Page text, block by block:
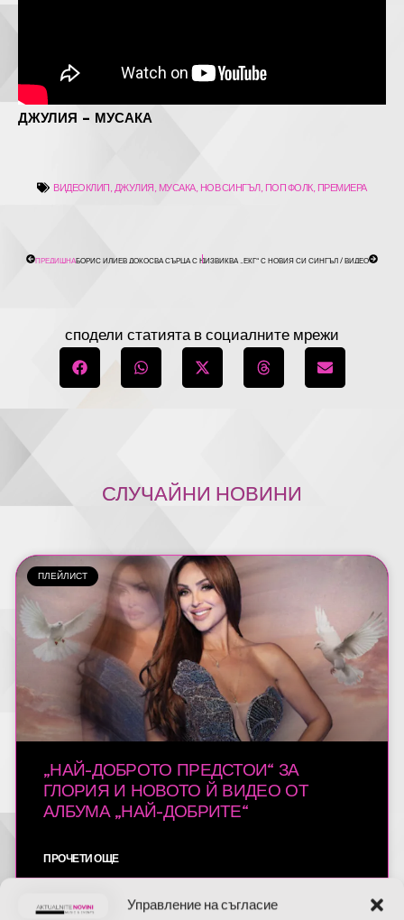
Управление на съгласие
ДЖУЛИЯ – МУСАКА
ВИДЕОКЛИП,ДЖУЛИЯ, МУСАКА, НОВ СИНГЪЛ, ПОП ФОЛК, ПРЕМИЕРА
ПРЕДИШНАБОРИС ИЛИЕВ ДОКОСВА СЪРЦА С НОВАТА СИ МУЗИКАЛНА ИЗПОВЕД „РАЗЛИЧНИ
СЛЕДВАЩАСАША САНДРА КАТЕГОРИЧНО ПРЕДИЗВИКВА „ЕКГ“ С НОВИЯ СИ СИНГЪЛ / ВИДЕО
сподели статията в социалните мрежи
СЛУЧАЙНИ НОВИНИ
ПЛЕЙЛИСТ
„НАЙ-ДОБРОТО ПРЕДСТОИ“ ЗА
ГЛОРИЯ И НОВОТО Й ВИДЕО ОТ
АЛБУМА „НАЙ-ДОБРИТЕ“
ПРОЧЕТИ ОЩЕ